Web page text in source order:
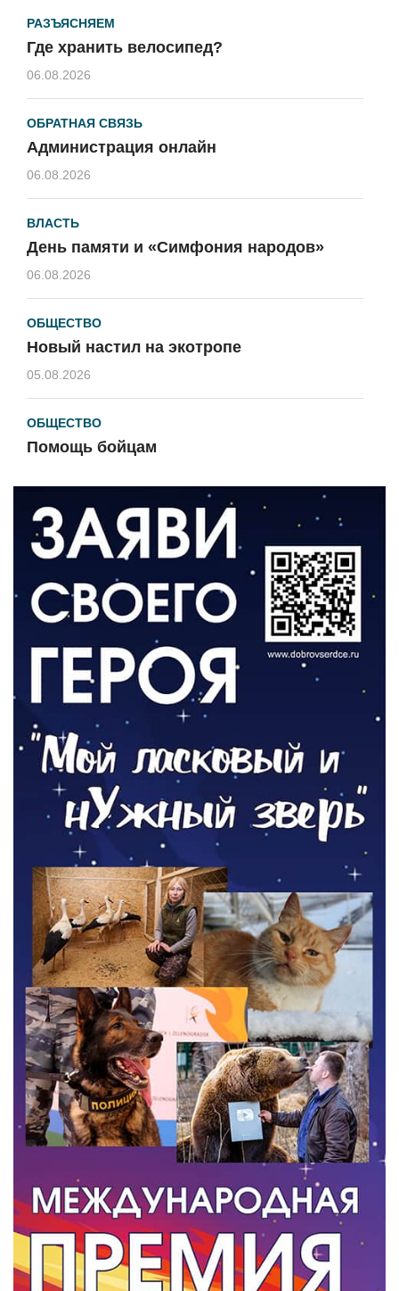
РАЗЪЯСНЯЕМ
Где хранить велосипед?
06.08.2026
ОБРАТНАЯ СВЯЗЬ
Администрация онлайн
06.08.2026
ВЛАСТЬ
День памяти и «Симфония народов»
06.08.2026
ОБЩЕСТВО
Новый настил на экотропе
05.08.2026
ОБЩЕСТВО
Помощь бойцам
ВЛАСТЬ
«Второй старт» для ветеранов СВО
РАЗЪЯСНЯЕМ
Контракт с новой выплатой
05.08.2026